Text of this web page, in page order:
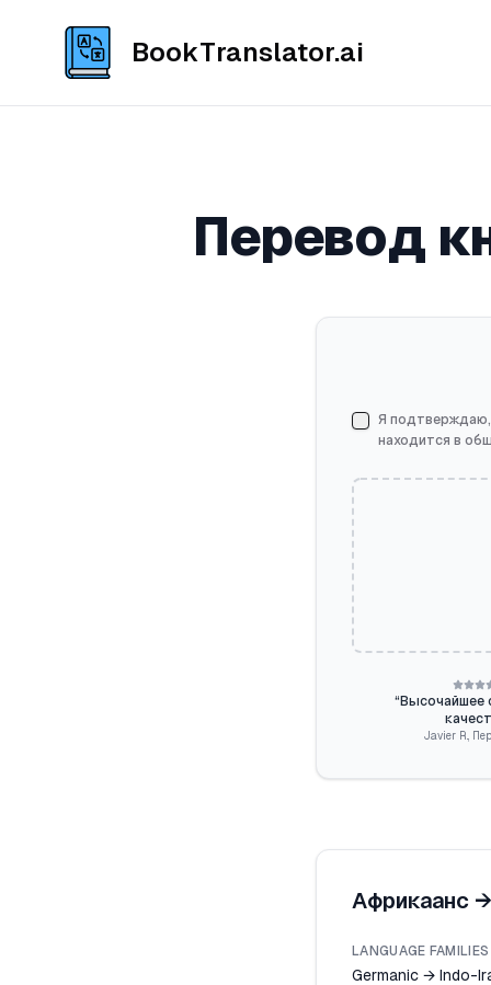
BookTranslator.ai
Перевод
Я подтверждаю,
находится в
“ Высочайшее
Javier R.
Африкаанс
LANGUAGE FAMILIES
Germanic → Indo-